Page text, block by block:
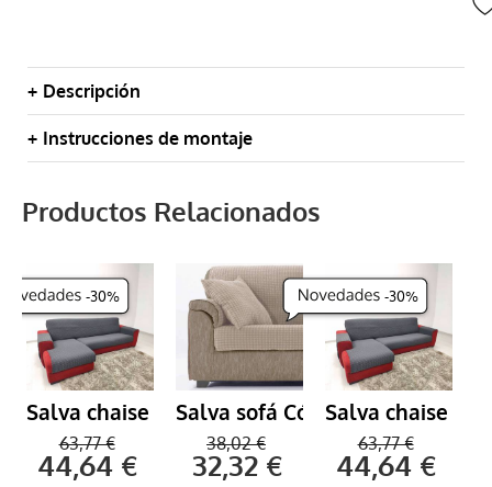
Descripción
Instrucciones de montaje
Productos Relacionados
-30%
Salva chaise Noru
63,77 €
44,64 €
Salva sofá Cósima
38,02 €
32,32 €
-30%
Salva chaise
63,77 €
44,64 €